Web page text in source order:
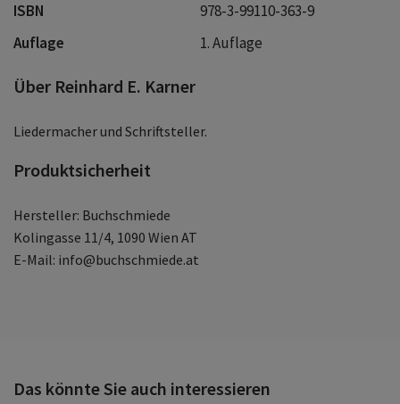
ISBN
978-3-99110-363-9
Auflage
1. Auflage
Über Reinhard E. Karner
Liedermacher und Schriftsteller.
Produktsicherheit
Hersteller: Buchschmiede
Kolingasse 11/4, 1090 Wien AT
E-Mail: info@buchschmiede.at
Das könnte Sie auch interessieren